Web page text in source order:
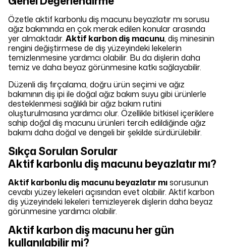
Özetle aktif karbonlu diş macunu beyazlatır mı sorusu
ağız bakımında en çok merak edilen konular arasında
yer almaktadır. Aktif karbon diş macunu, diş minesinin
rengini değiştirmese de diş yüzeyindeki lekelerin
temizlenmesine yardımcı olabilir. Bu da dişlerin daha
temiz ve daha beyaz görünmesine katkı sağlayabilir.
Düzenli diş fırçalama, doğru ürün seçimi ve ağız
bakımının diş ipi ile doğal ağız bakım suyu gibi ürünlerle
desteklenmesi sağlıklı bir ağız bakım rutini
oluşturulmasına yardımcı olur. Özellikle bitkisel içeriklere
sahip doğal diş macunu ürünleri tercih edildiğinde ağız
bakımı daha doğal ve dengeli bir şekilde sürdürülebilir.
Sıkça Sorulan Sorular
Aktif karbonlu diş macunu beyazlatır mı?
Aktif karbonlu diş macunu beyazlatır mısorusunun
cevabı yüzey lekeleri açısından evet olabilir. Aktif karbon
diş yüzeyindeki lekeleri temizleyerek dişlerin daha beyaz
görünmesine yardımcı olabilir.
Aktif karbon diş macunu her gün
kullanılabilir mi?